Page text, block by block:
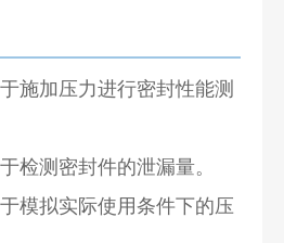
施加压力进行密封性能测
检测密封件的泄漏量。
模拟实际使用条件下的压